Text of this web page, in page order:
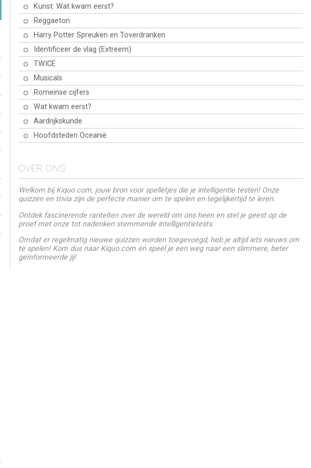
Kunst: Wat kwam eerst?
Reggaeton
Harry Potter Spreuken en Toverdranken
Identificeer de vlag (Extreem)
TWICE
Musicals
Romeinse cijfers
Wat kwam eerst?
Aardrijkskunde
Hoofdsteden Oceanië
OVER ONS
Welkom bij Kiquo.com, jouw bron voor spelletjes die je intelligentie testen! Onze
quizzen en trivia zijn de perfecte manier om te spelen en tegelijkertijd te leren.
Ontdek fascinerende rariteiten over de wereld om ons heen en stel je geest op de
proef met onze tot nadenken stemmende intelligentietests.
Omdat er regelmatig nieuwe quizzen worden toegevoegd, heb je altijd iets nieuws om
te spelen! Kom dus naar Kiquo.com en speel je een weg naar een slimmere, beter
geïnformeerde jij!